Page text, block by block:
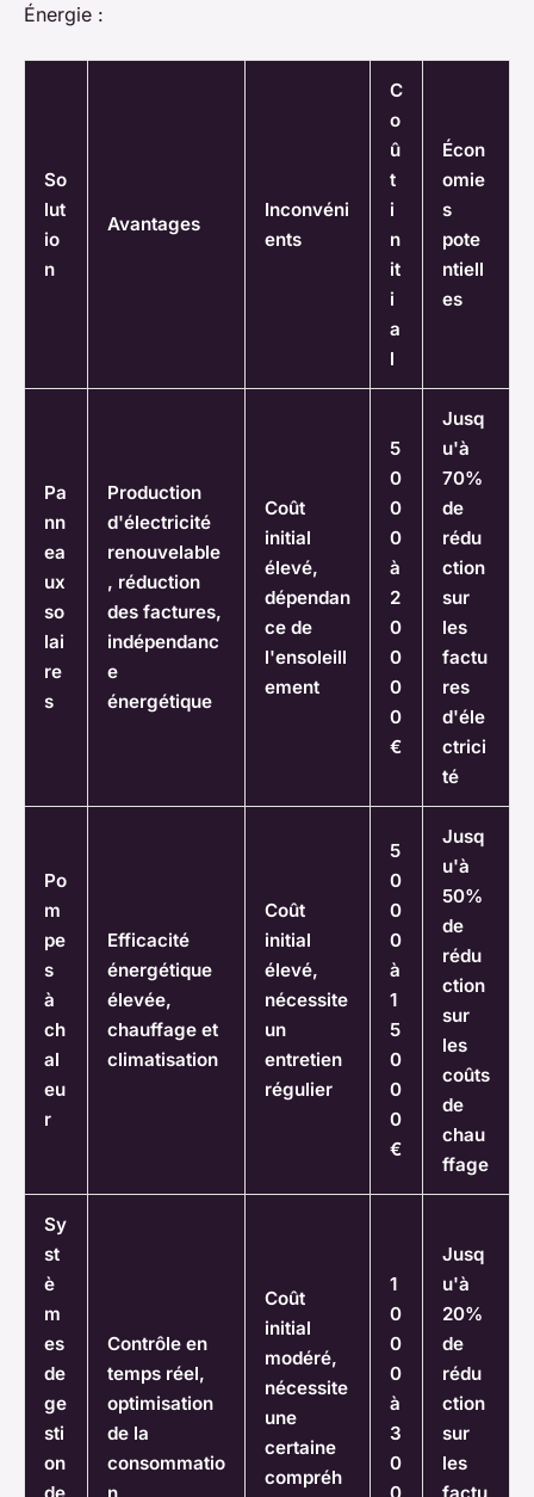
Énergie :
So
lut
io
n
Avantages
Inconvéni
ents
C
o
û
t
i
n
it
i
a
l
Écon
omie
s
pote
ntiell
es
Pa
nn
ea
ux
so
lai
re
s
Production
d'électricité
renouvelable
, réduction
des factures,
indépendanc
e
énergétique
Coût
initial
élevé,
dépendan
ce de
l'ensoleill
ement
5
0
0
0
à
2
0
0
0
0
€
Jusq
u'à
70%
de
rédu
ction
sur
les
factu
res
d'éle
ctrici
té
Po
m
pe
s
à
ch
al
eu
r
Efficacité
énergétique
élevée,
chauffage et
climatisation
Coût
initial
élevé,
nécessite
un
entretien
régulier
5
0
0
0
à
1
5
0
0
0
€
Jusq
u'à
50%
de
rédu
ction
sur
les
coûts
de
chau
ffage
Sy
st
è
m
es
de
ge
sti
on
de
Contrôle en
temps réel,
optimisation
de la
consommatio
n
Coût
initial
modéré,
nécessite
une
certaine
compréh
1
0
0
0
à
3
0
0
Jusq
u'à
20%
de
rédu
ction
sur
les
factu